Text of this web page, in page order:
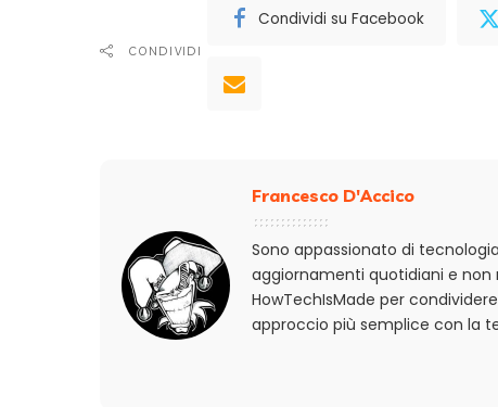
CONDIVIDI
Condividi su Facebook
Francesco D'Accico
Sono appassionato di
aggiornamenti quotidiani e non
HowTechIsMade per
approccio più semplice con la